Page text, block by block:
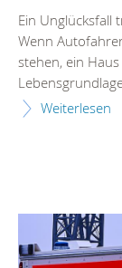
Ein Unglücksfall
Wenn
stehen, ein
Weiterlesen